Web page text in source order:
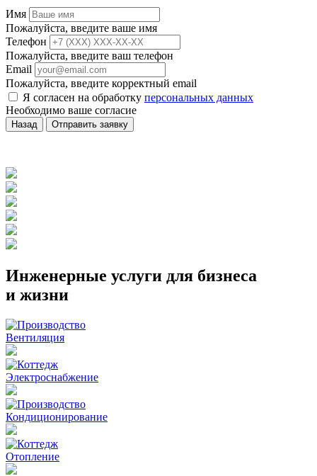
Имя
Пожалуйста, введите ваше имя
Телефон
Пожалуйста, введите ваш телефон
Email
Пожалуйста, введите корректный email
Я согласен на обработку персональных данных
Необходимо ваше согласие
Назад Отправить заявку
Инженерные услуги для бизнеса
и жизни
Вентиляция
Электроснабжение
Кондиционирование
Отопление